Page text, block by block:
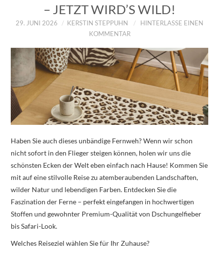
– JETZT WIRD’S WILD!
29. JUNI 2026 KERSTIN STEPPUHN
HINTERLASSE EINEN
KOMMENTAR
Haben Sie auch dieses unbändige Fernweh? Wenn wir schon
nicht sofort in den Flieger steigen können, holen wir uns die
schönsten Ecken der Welt eben einfach nach Hause! Kommen Sie
mit auf eine stilvolle Reise zu atemberaubenden Landschaften,
wilder Natur und lebendigen Farben. Entdecken Sie die
Faszination der Ferne – perfekt eingefangen in hochwertigen
Stoffen und gewohnter Premium-Qualität von Dschungelfieber
bis Safari-Look.
Welches Reiseziel wählen Sie für Ihr Zuhause?